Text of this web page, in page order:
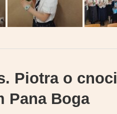
Piotra o
Pana Boga